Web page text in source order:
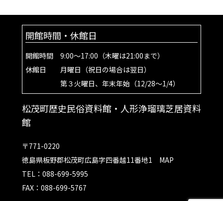
開館時間・休館日
開館時間 9:00～17:00（木曜は21:00まで）
休館日 月曜日（祝日の場合は翌日）
第３火曜日、年末年始（12/28～1/4）
松茂町歴史民俗資料館・人形浄瑠璃芝居資料
館
〒771-0220
徳島県板野郡松茂町広島字四番越11番地1 MAP
TEL：088-699-5995
FAX：088-699-5767